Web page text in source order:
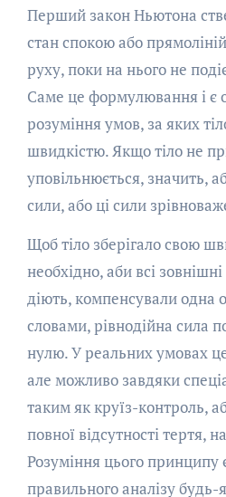
Перший закон Ньютона
стан спокою або
руху, поки на нього не
Саме це формулювання і є
розуміння умов, за яких
швидкістю. Якщо тіло не
уповільнюється, значить,
сили, або ці сили
Щоб тіло зберігало свою
необхідно, аби всі
діють, компенсували одна
словами, рівнодійна сила
нулю. У реальних умовах
але можливо завдяки
таким як круїз-контроль,
повної відсутності тертя,
Розуміння цього
правильного аналізу будь-